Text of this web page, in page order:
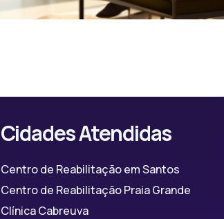
Cidades Atendidas
Centro de Reabilitação em Santos
Centro de Reabilitação Praia Grande
Clínica Cabreuva